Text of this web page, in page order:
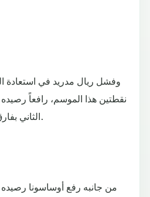
وفشل ريال مدريد في استعادة
الثاني بفارق الأهداف خلف برشلونة.